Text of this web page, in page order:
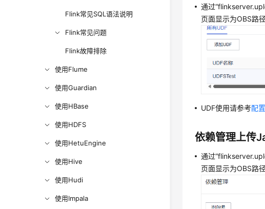
Flink常见SQL语法说明
Flink常见问题
Flink故障排除
使用Flume
使用Guardian
使用HBase
使用HDFS
使用HetuEngine
使用Hive
使用Hudi
使用Impala
通过
页面显示为OBS路径
UDF使用请参考配
依赖管理上传
通过
页面显示为OBS路径